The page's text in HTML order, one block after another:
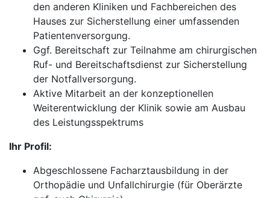
den anderen Kliniken und Fachbereichen des
Hauses zur Sicherstellung einer umfassenden
Patientenversorgung.
Ggf. Bereitschaft zur Teilnahme am chirurgischen
Ruf- und Bereitschaftsdienst zur Sicherstellung
der Notfallversorgung.
Aktive Mitarbeit an der konzeptionellen
Weiterentwicklung der Klinik sowie am Ausbau
des Leistungsspektrums
Ihr Profil:
Abgeschlossene Facharztausbildung in der
Orthopädie und Unfallchirurgie (für Oberärzte